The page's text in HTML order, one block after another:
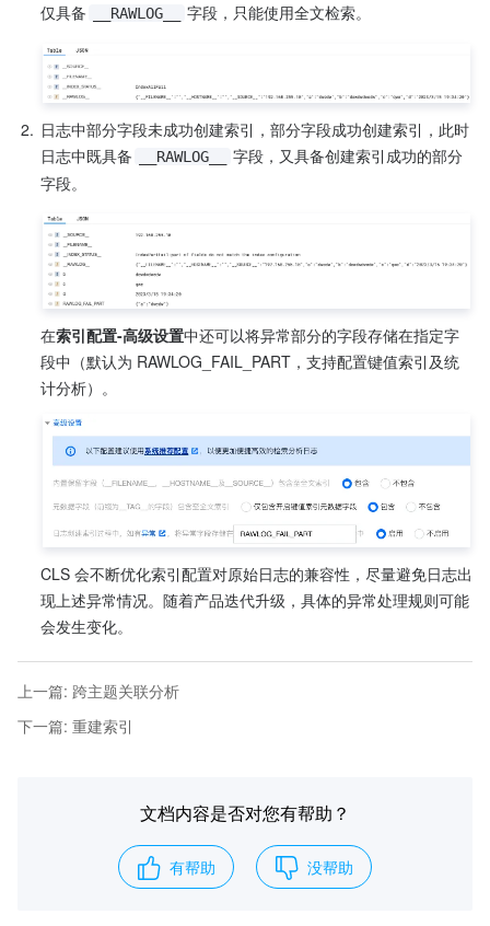
仅具备
__RAWLOG__ 字段，只能使用全文检索。
2. 日志中部分字段未成功创建索引，部分字段成功创建索引，此时
日志中既具备
__RAWLOG__
字段，又具备创建索引成功的部分
字段。
在索引配置-高级设置中还可以将异常部分的字段存储在指定字
段中（默认为 RAWLOG_FAIL_PART，支持配置键值索引及统
计分析）。
CLS 会不断优化索引配置对原始日志的兼容性，尽量避免日志出
现上述异常情况。随着产品迭代升级，具体的异常处理规则可能
会发生变化。
上一篇: 跨主题关联分析
下一篇: 重建索引
文档内容是否对您有帮助？
有帮助 没帮助